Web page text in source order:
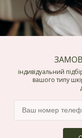
індивідуальний
вашого типу